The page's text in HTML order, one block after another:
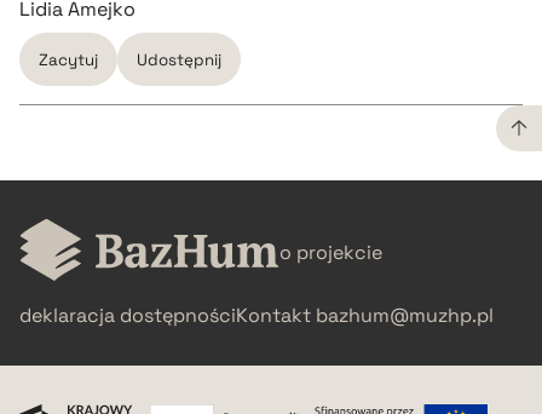
BIBTEX
pobierz cytat
Lidia Amejko
Zacytuj Udostępnij
CZYSTY TEKST
pobierz cytat
BIBTEX
o projekcie
deklaracja dostępnościKontakt bazhum@muzhp.pl